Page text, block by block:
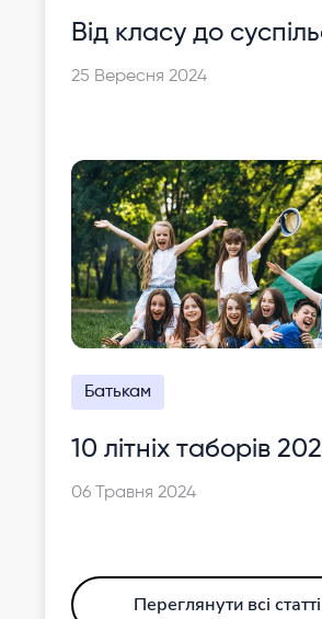
Від класу до
25 Вересня 2024
Батькам
10 літніх таборів
06 Травня 2024
Переглянути всі статті